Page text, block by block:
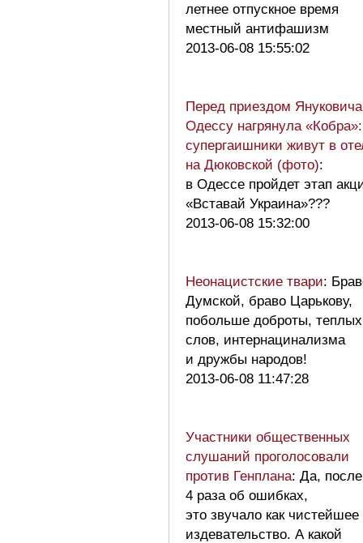
летнее отпускное время
местный антифашизм
2013-06-08 15:55:02
Перед приездом
Одессу нагрянула «Кобра»:
супергаишники живут в
на Дюковской (фото):
в Одессе пройдет этап
«Вставай Украина»???
2013-06-08 15:32:00
Неонацистские твари:
Думской, браво Царькову,
побольше доброты, теплых
слов, интернацинализма
и дружбы народов!
2013-06-08 11:47:28
Участники общественных
слушаний проголосовали
против Генплана: Да, после
4 раза об ошибках,
это звучало как чистейшее
издевательство. А какой